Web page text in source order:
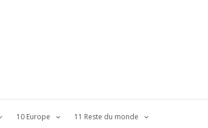
10 Europe 11 Reste du monde